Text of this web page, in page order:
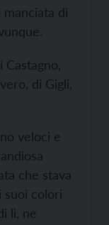
di
di Gigli,
veloci e
che stava
suoi colori
lì, ne